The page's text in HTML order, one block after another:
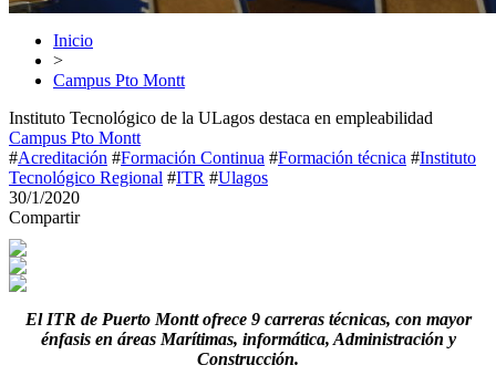
Inicio
>
Campus Pto Montt
Instituto Tecnológico de la ULagos destaca en empleabilidad
Campus Pto Montt
#Acreditación #Formación Continua #Formación técnica #Instituto
Tecnológico Regional #ITR #Ulagos
30/1/2020
Compartir
El ITR de Puerto Montt ofrece 9 carreras técnicas, con mayor
énfasis en áreas Marítimas, informática, Administración y
Construcción.